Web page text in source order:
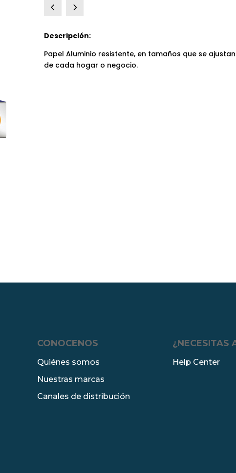
4 5
Descripción:
Papel Aluminio resistente, en tamaños que se
de cada hogar o negocio.
CONOCENOS
Quiénes somos
Nuestras marcas
Canales de distribución
¿NECESITAS
Help Center